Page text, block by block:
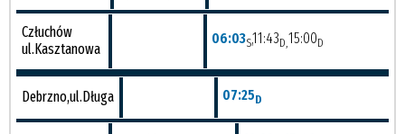
Człuchów
ul.Kasztanowa
06:03S,11:43D,15:00D
Debrzno,ul.Długa 07:25D